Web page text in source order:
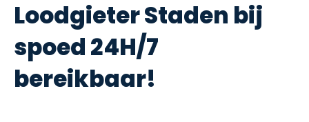
Loodgieter Staden bij
spoed 24H/7
bereikbaar!